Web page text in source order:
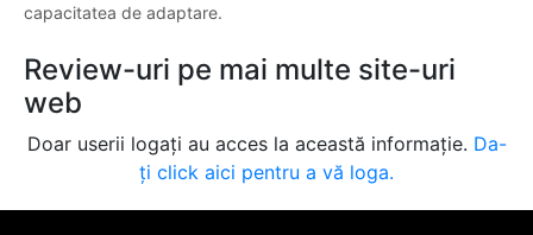
capacitatea de adaptare.
Review-uri pe mai multe site-uri
web
Doar userii logați au acces la această informație. Da-
ți click aici pentru a vă loga.